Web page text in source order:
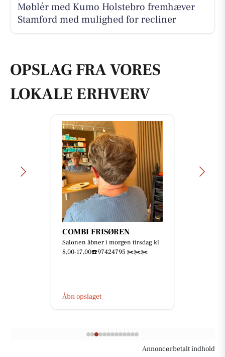
Møblér med Kumo Holstebro fremhæver
Stamford med mulighed for recliner
OPSLAG FRA VORES
LOKALE ERHVERV
COMBI FRISØREN
Salonen åbner i morgen tirsdag kl
8,00-17,00☎️97424795 ✂️✂️✂️
Åbn opslaget
Annoncørbetalt indhold